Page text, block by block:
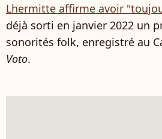
Lhermitte affirme avoir
déjà sorti en janvier 2022 un
sonorités folk, enregistré au
Voto.